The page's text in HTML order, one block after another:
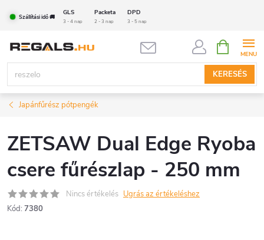
tartalomhoz
Szállítási idő 🚚
GLS Packeta DPD
3 - 4 nap 2 - 3 nap 3 - 5 nap
KERESÉS
KOSÁR
Japánfűrész pótpengék
ZETSAW Dual Edge Ryoba
csere fűrészlap - 250 mm
Nincs értékelés Ugrás az értékeléshez
Kód: 7380